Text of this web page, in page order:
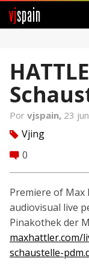
vjspain
Foros
Noticias
Vjspain
Ayuda
Contacto
Entrar
Crear Cuenta
Por vjspain, 23
tag Vjing
comment 0
Premiere of Max
audiovisual live
Pinakothek der
maxhattler.com/
schaustelle-